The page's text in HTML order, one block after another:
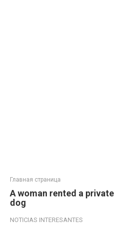
Главная страница
A woman rented a
dog
NOTICIAS INTERESANTES